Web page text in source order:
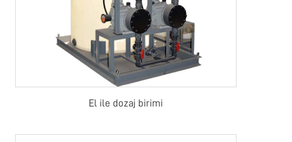
El ile dozaj birimi